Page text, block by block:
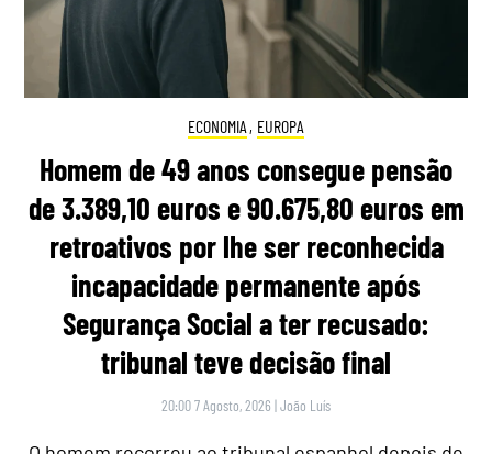
ECONOMIA , EUROPA
Homem de 49 anos consegue pensão
de 3.389,10 euros e 90.675,80 euros em
retroativos por lhe ser reconhecida
incapacidade permanente após
Segurança Social a ter recusado:
tribunal teve decisão final
20:00 7 Agosto, 2026 |João Luís